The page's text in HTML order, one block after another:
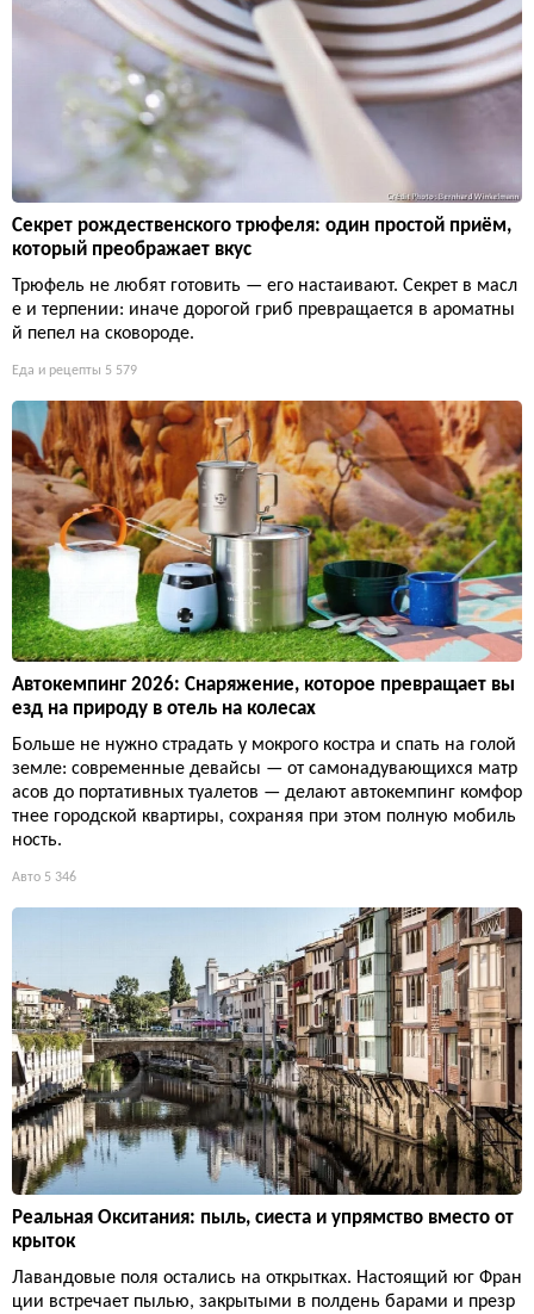
Секрет рождественского трюфеля: один простой приём,
который преображает вкус
Трюфель не любят готовить — его настаивают. Секрет в масл
е и терпении: иначе дорогой гриб превращается в ароматны
й пепел на сковороде.
Еда и рецепты 5 579
Автокемпинг 2026: Снаряжение, которое превращает вы
езд на природу в отель на колесах
Больше не нужно страдать у мокрого костра и спать на голой
земле: современные девайсы — от самонадувающихся матр
асов до портативных туалетов — делают автокемпинг комфор
тнее городской квартиры, сохраняя при этом полную мобиль
ность.
Авто 5 346
Реальная Окситания: пыль, сиеста и упрямство вместо от
крыток
Лавандовые поля остались на открытках. Настоящий юг Фран
ции встречает пылью, закрытыми в полдень барами и презр